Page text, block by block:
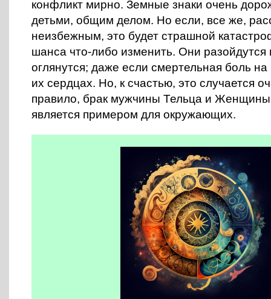
конфликт мирно. Земные знаки очень
детьми, общим делом. Но если, все же,
неизбежным, это будет страшной
шанса что-либо изменить. Они разойдутся
оглянутся; даже если смертельная боль на
их сердцах. Но, к счастью, это случается
правило, брак мужчины Тельца и Женщины
является примером для окружающих.